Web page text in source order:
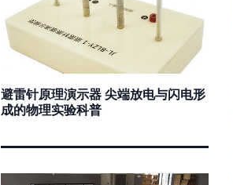
避雷针原理演示器 尖端放电与闪电形
成的物理实验科普